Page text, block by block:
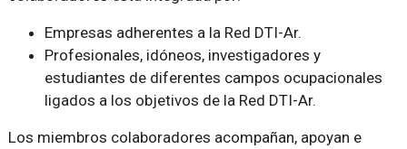
Empresas adherentes a la Red DTI-Ar.
Profesionales, idóneos, investigadores y
estudiantes de diferentes campos ocupacionales
ligados a los objetivos de la Red DTI-Ar.
Los miembros colaboradores acompañan, apoyan e